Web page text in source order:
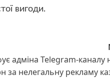
вигоди.
адміна Telegram-каналу
за нелегальну рекламу